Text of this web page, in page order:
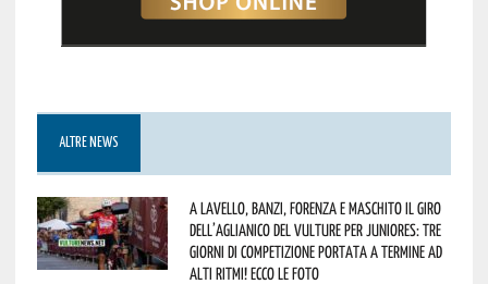
ALTRE NEWS
A Lavello, Banzi, Forenza e Maschito il Giro
dell’Aglianico del Vulture per juniores: tre
giorni di competizione portata a termine ad
alti ritmi! Ecco le foto